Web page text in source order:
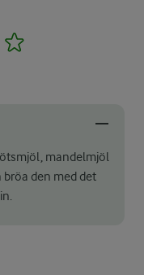
4
mandelmjöl
den med det